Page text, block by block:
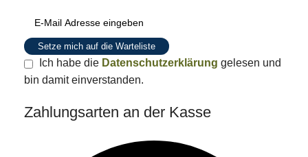
Setze mich auf die Warteliste
Ich habe die Datenschutzerklärung gelesen und
bin damit einverstanden.
Zahlungsarten an der Kasse